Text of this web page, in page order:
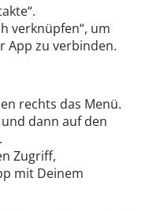
verknüpfen“, um
App zu verbinden.
rechts das Menü.
dann auf den
Zugriff,
mit Deinem